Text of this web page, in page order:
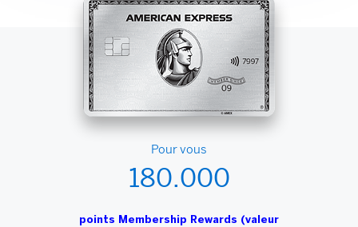
Pour vous
180.000
points Membership Rewards (valeur